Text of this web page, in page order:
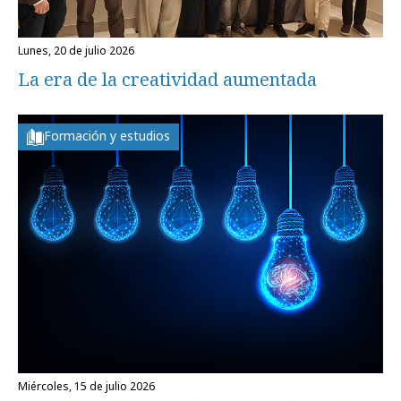
lunes, 20 de julio 2026
La era de la creatividad aumentada
Formación y estudios
miércoles, 15 de julio 2026